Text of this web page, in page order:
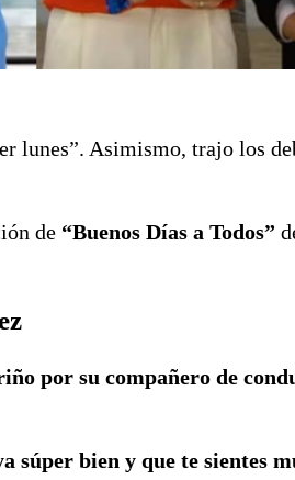
lunes”. Asimismo, trajo los
de “Buenos Días a Todos”
por su compañero de
súper bien y que te sientes